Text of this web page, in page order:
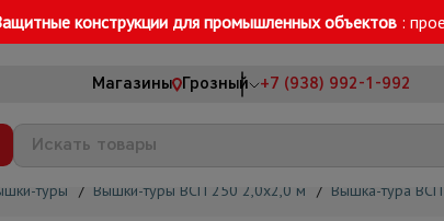
конструкции для промышленных объектов :
Магазины Грозный +7 (938) 992-1-992
туры / Вышки-туры ВСП 250 2,0х2,0 м / Вышка-тура